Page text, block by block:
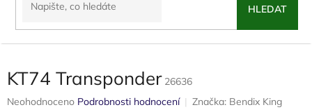
HLEDAT
KT74 Transponder 26636
Průměrné
Neohodnoceno Podrobnosti hodnocení Značka: Bendix King